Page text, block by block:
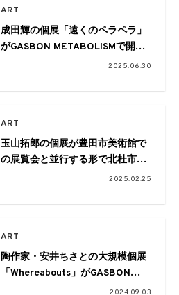
ART
成田輝の個展「遠くのペラペラ」
がGASBON METABOLISMで開
催。「見ること」と「存在するこ
2025.06.30
ART
玉山拓郎の個展が豊田市美術館で
の展覧会と並行する形で北杜市の
GASBON METABOLISMにて開催
2025.02.25
ART
陶作家・安井ちさとの大規模個展
「Whereabouts」がGASBON
2024.09.03